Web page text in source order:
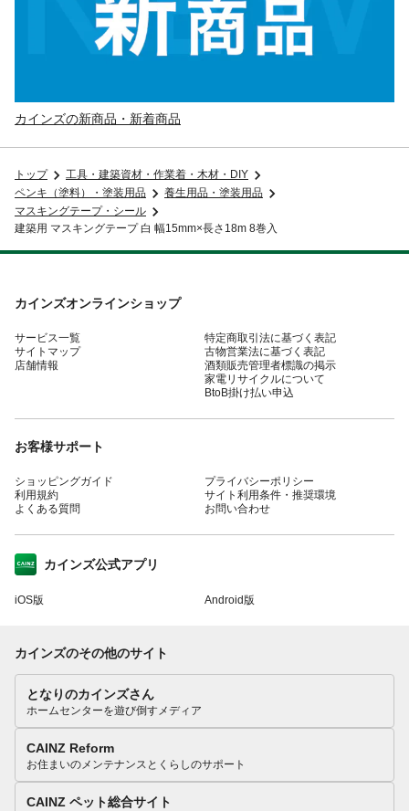
カインズの新商品・新着商品
トップ
工具・建築資材・作業着・木材・DIY
ペンキ（塗料）・塗装用品
養生用品・塗装用品
マスキングテープ・シール
建築用 マスキングテープ 白 幅15mm×長さ18m 8巻入
カインズオンラインショップ
サービス一覧
サイトマップ
店舗情報
特定商取引法に基づく表記
古物営業法に基づく表記
酒類販売管理者標識の掲示
家電リサイクルについて
BtoB掛け払い申込
お客様サポート
ショッピングガイド
利用規約
よくある質問
プライバシーポリシー
サイト利用条件・推奨環境
お問い合わせ
カインズ公式アプリ
iOS版 Android版
カインズのその他のサイト
となりのカインズさん
ホームセンターを遊び倒すメディア
CAINZ Reform
お住まいのメンテナンスとくらしのサポート
CAINZ ペット総合サイト